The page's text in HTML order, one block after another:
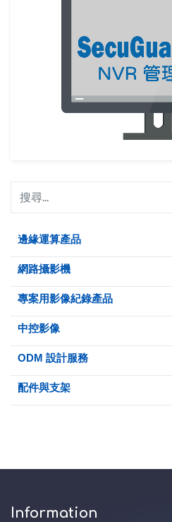
邊緣運算產品
網路攝影機
專案用影像紀錄產品
中控影像
ODM 設計服務
配件與支架
Information